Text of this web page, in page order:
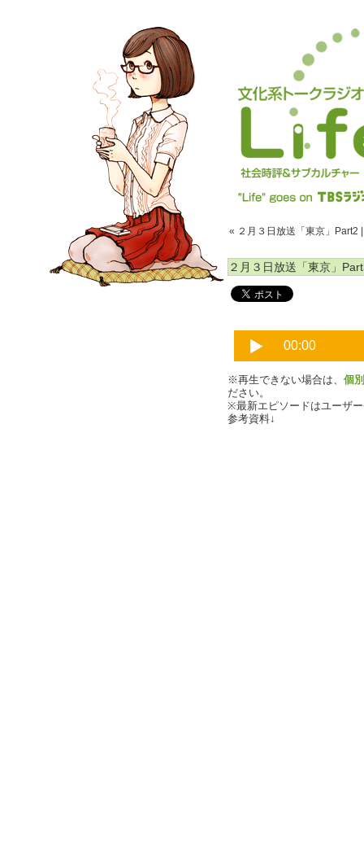
« ２月３日放送「東京」Part2
２月３日放送「東京」
※再生できない場合は、 個
ださい。
※最新エピソードはユーザ
参考資料↓